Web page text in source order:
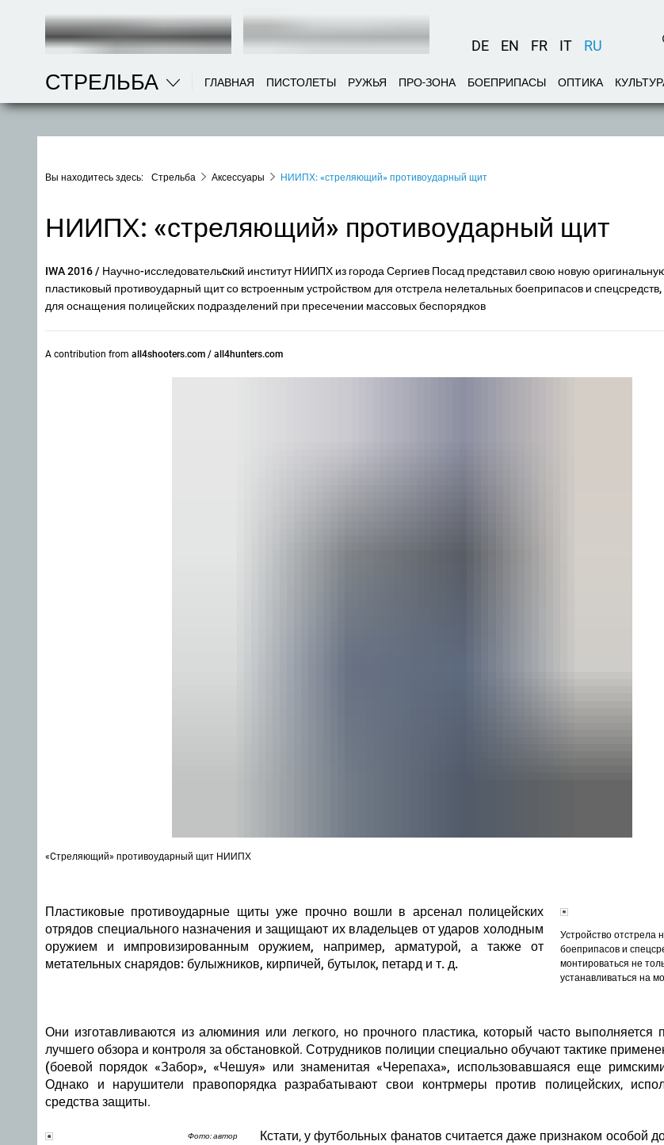
DE EN FR IT RU
СТРЕЛЬБА ГЛАВНАЯ ПИСТОЛЕТЫ РУЖЬЯ ПРО-ЗОНА БОЕПРИПАСЫ ОПТИКА
Вы находитесь здесь: Стрельба Аксессуары НИИПХ: «стреляющий» противоударный щит
НИИПХ: «стреляющий» противоударный щит
IWA 2016/ Научно-исследовательcкий институт НИИПХ из города Сергиев Посад представил свою новую
пластиковый противоударный щит со встроенным устройством для отстрела нелетальных боеприпасов и
для оснащения полицейских подразделений при пресечении массовых беспорядков
A contribution from all4shooters.com / all4hunters.com
«Cтреляющий» противоударный щит НИИПХ
Устройство отстрела
боеприпасов и
монтироваться не
устанавливаться на
Пластиковые противоударные щиты уже прочно вошли в арсенал полицейских
отрядов специального назначения и защищают их владельцев от ударов холодным
оружием и импровизированным оружием, например, арматурой, а также от
метательных снарядов: булыжников, кирпичей, бутылок, петард и т. д.
Они изготавливаются из алюминия или легкого, но прочного пластика, который часто выполняется
лучшего обзора и контроля за обстановкой. Сотрудников полиции специально обучают тактике
(боевой порядок «Забор», «Чешуя» или знаменитая «Черепаха», использовавшаяся еще
Однако и нарушители правопорядка разрабатывают свои контрмеры против полицейских,
средства защиты.
Фото: автор
Кстати, у футбольных фанатов считается даже признаком особой